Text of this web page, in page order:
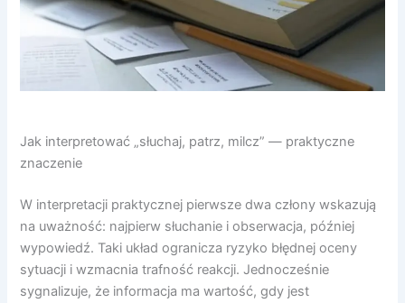
Jak interpretować „słuchaj, patrz, milcz” — praktyczne
znaczenie
W interpretacji praktycznej pierwsze dwa człony wskazują
na uważność: najpierw słuchanie i obserwacja, później
wypowiedź. Taki układ ogranicza ryzyko błędnej oceny
sytuacji i wzmacnia trafność reakcji. Jednocześnie
sygnalizuje, że informacja ma wartość, gdy jest